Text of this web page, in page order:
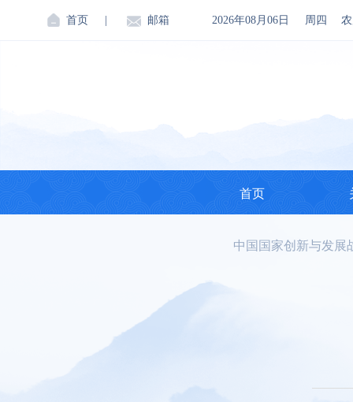
首页 邮箱 2026年08月06日 周四
首页
中国国家创新与发展